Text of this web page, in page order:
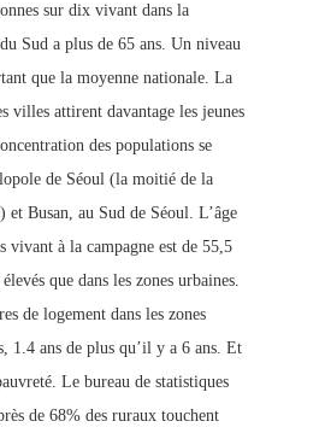
sur dix vivant dans la
Sud a plus de 65 ans. Un niveau
que la moyenne nationale. La
villes attirent davantage les jeunes
des populations se
de Séoul (la moitié de la
et Busan, au Sud de Séoul. L’âge
vivant à la campagne est de 55,5
que dans les zones urbaines.
de logement dans les zones
1.4 ans de plus qu’il y a 6 ans. Et
reté. Le bureau de statistiques
de 68% des ruraux touchent